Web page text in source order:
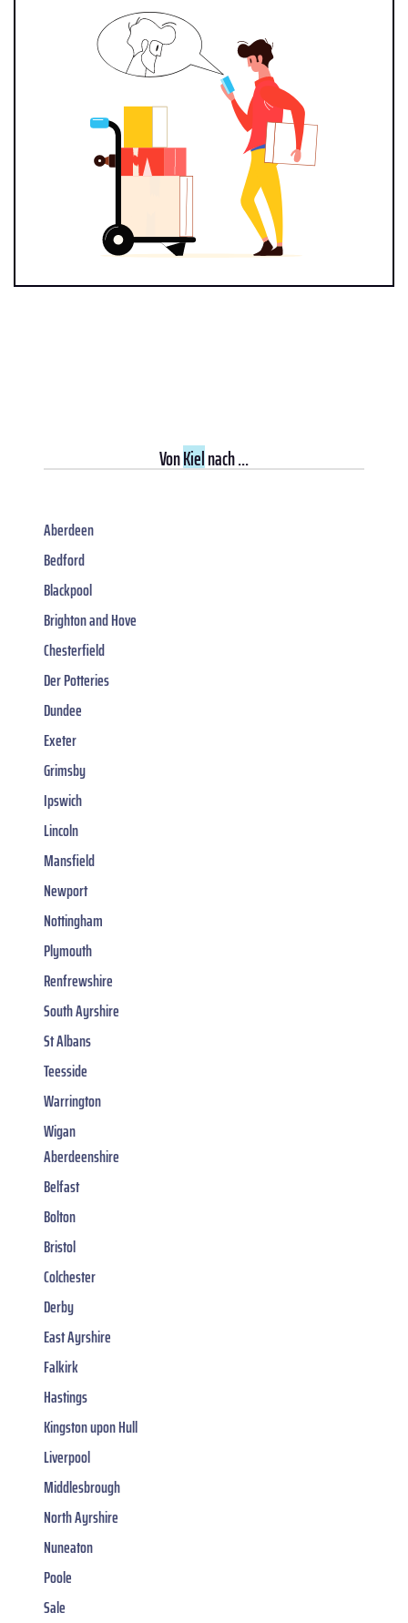
VonKielnach ...
Aberdeen
Bedford
Blackpool
Brighton and Hove
Chesterfield
Der Potteries
Dundee
Exeter
Grimsby
Ipswich
Lincoln
Mansfield
Newport
Nottingham
Plymouth
Renfrewshire
South Ayrshire
St Albans
Teesside
Warrington
Wigan
Aberdeenshire
Belfast
Bolton
Bristol
Colchester
Derby
East Ayrshire
Falkirk
Hastings
Kingston upon Hull
Liverpool
Middlesbrough
North Ayrshire
Nuneaton
Poole
Sale